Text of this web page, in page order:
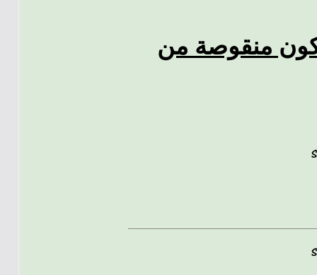
9 التي ستكون منقوصة من